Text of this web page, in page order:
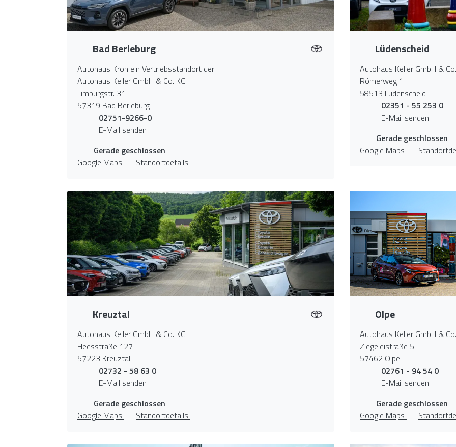
Bad Berleburg
Autohaus Kroh ein Vertriebsstandort der
Autohaus Keller GmbH & Co. KG
Limburgstr. 31
57319 Bad Berleburg
02751-9266-0
E-Mail senden
Gerade geschlossen
Google Maps
Standortdetails
Lüdenscheid
Autohaus Keller GmbH &
Römerweg 1
58513 Lüdenscheid
02351 - 55 253 0
E-Mail senden
Gerade geschlossen
Google Maps
Kreuztal
Autohaus Keller GmbH & Co. KG
Heesstraße 127
57223 Kreuztal
02732 - 58 63 0
E-Mail senden
Gerade geschlossen
Google Maps
Standortdetails
Olpe
Autohaus Keller GmbH &
Ziegeleistraße 5
57462 Olpe
02761 - 94 54 0
E-Mail senden
Gerade geschlossen
Google Maps